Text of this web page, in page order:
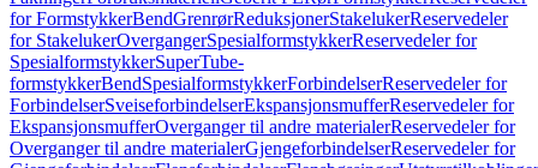
for FormstykkerBendGrenrørReduksjonerStakelukerReservedeler
for StakelukerOvergangerSpesialformstykkerReservedeler for
SpesialformstykkerSuperTube-
formstykkerBendSpesialformstykkerForbindelserReservedeler for
ForbindelserSveiseforbindelserEkspansjonsmufferReservedeler for
EkspansjonsmufferOverganger til andre materialerReservedeler for
Overganger til andre materialerGjengeforbindelserReservedeler for